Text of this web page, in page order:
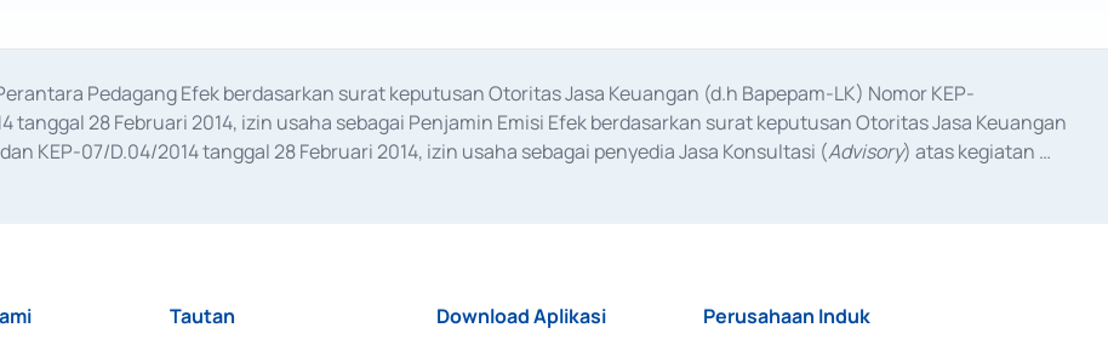
Pedagang Efek berdasarkan surat keputusan Otoritas Jasa Keuangan (d.h Bapepam-LK) Nomor KEP-
tanggal 28 Februari 2014, izin usaha sebagai Penjamin Emisi Efek berdasarkan surat keputusan Otoritas Jasa Keuangan
KEP-07/D.04/2014 tanggal 28 Februari 2014, izin usaha sebagai penyedia Jasa Konsultasi (Advisory) atas kegiatan
Tautan Download Aplikasi Perusahaan Induk